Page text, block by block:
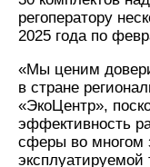
регоператору
2025 года по
«Мы ценим
в стране
«ЭкоЦентр»,
эффективность
сферы во многом
эксплуатируемой